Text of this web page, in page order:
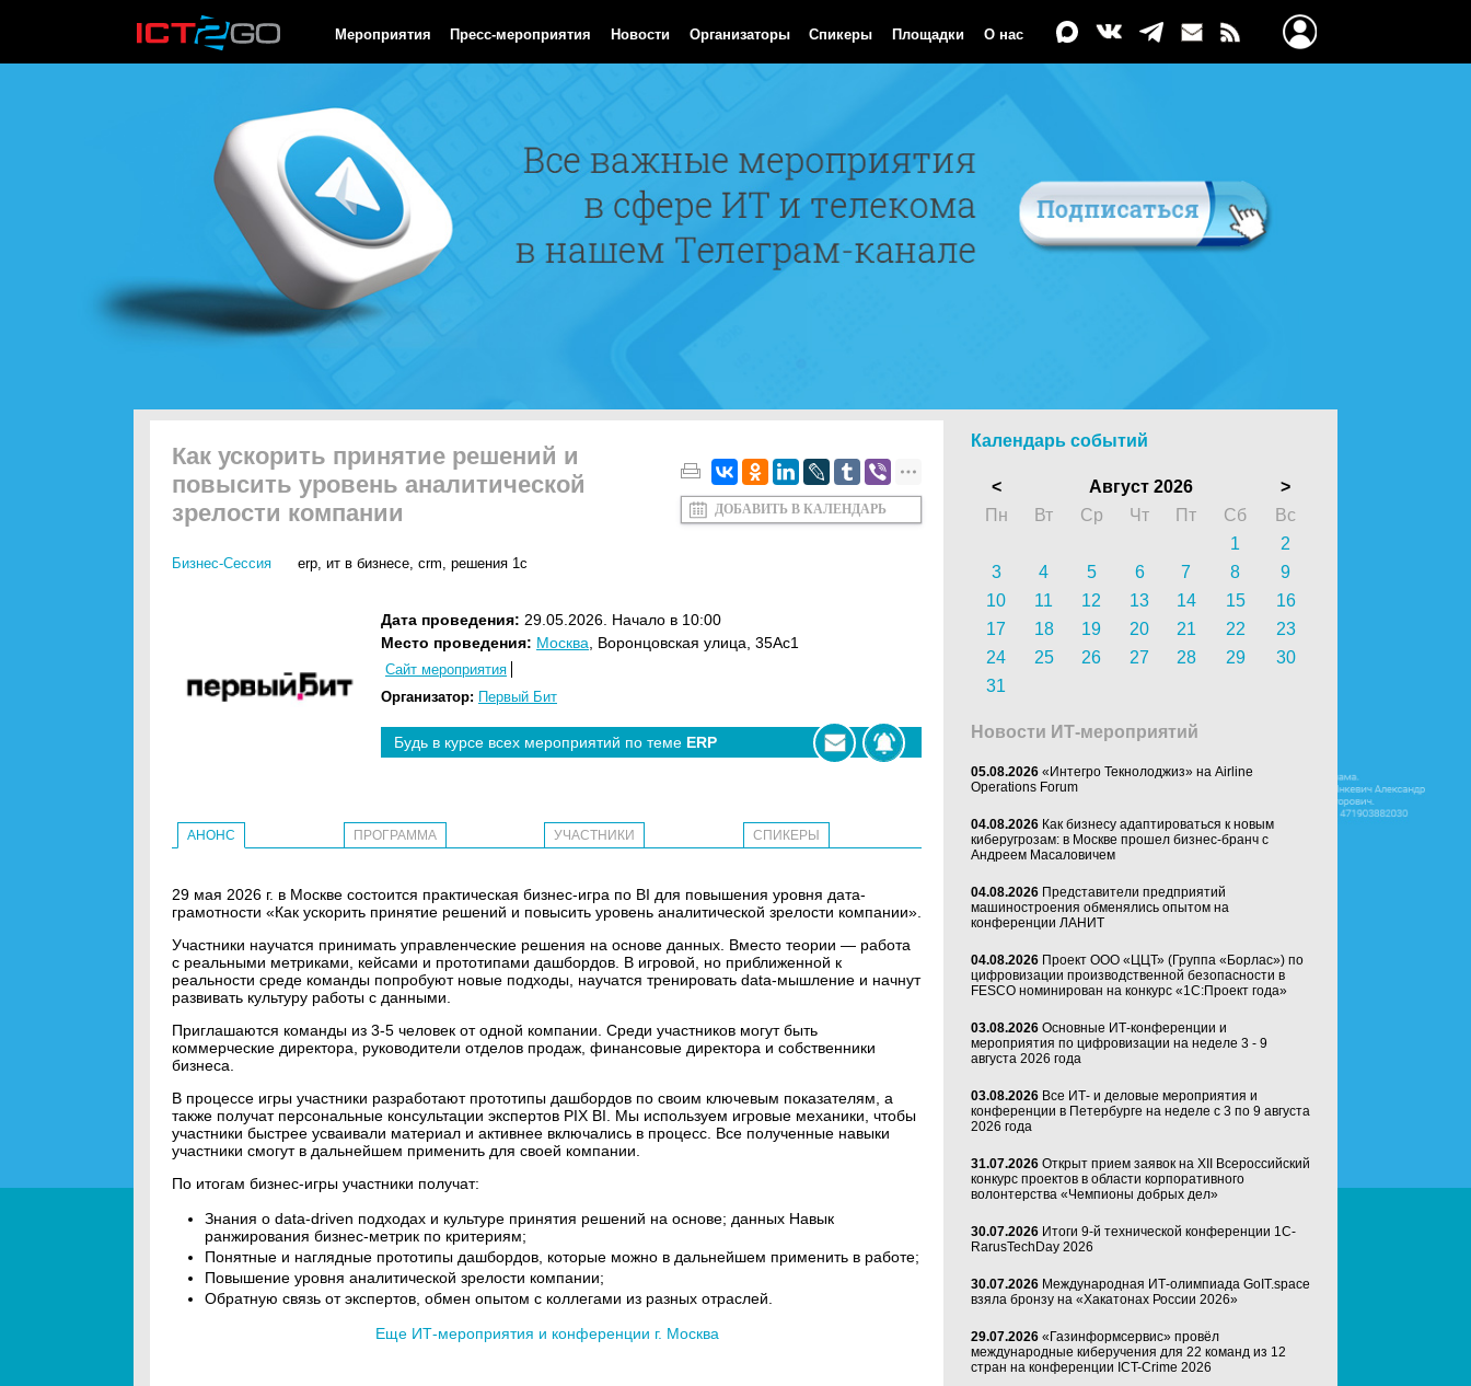
Мероприятия Пресс-мероприятия Новости Организаторы Спикеры Площадки О нас
Как ускорить принятие решений и
повысить уровень аналитической
зрелости компании
ДОБАВИТЬ В КАЛЕНДАРЬ
Бизнес-Сессия erp, ит в бизнесе, crm, решения 1с
Дата проведения: 29.05.2026. Начало в 10:00
Место проведения: Москва , Воронцовская улица, 35Ас1
Сайт мероприятия
Организатор: Первый Бит
Будь в курсе всех мероприятий по теме ERP
АНОНС ПРОГРАММА УЧАСТНИКИ СПИКЕРЫ
29 мая 2026 г. в Москве состоится практическая бизнес-игра по BI для повышения уровня дата-
грамотности «Как ускорить принятие решений и повысить уровень аналитической зрелости компании».
Участники научатся принимать управленческие решения на основе данных. Вместо теории — работа
с реальными метриками, кейсами и прототипами дашбордов. В игровой, но приближенной к
реальности среде команды попробуют новые подходы, научатся тренировать data‑мышление и начнут
развивать культуру работы с данными.
Приглашаются команды из 3-5 человек от одной компании. Среди участников могут быть
коммерческие директора, руководители отделов продаж, финансовые директора и собственники
бизнеса.
В процессе игры участники разработают прототипы дашбордов по своим ключевым показателям, а
также получат персональные консультации экспертов PIX BI. Мы используем игровые механики, чтобы
участники быстрее усваивали материал и активнее включались в процесс. Все полученные навыки
участники смогут в дальнейшем применить для своей компании.
По итогам бизнес-игры участники получат:
Знания о data-driven подходах и культуре принятия решений на основе; данных Навык
ранжирования бизнес-метрик по критериям;
Понятные и наглядные прототипы дашбордов, которые можно в дальнейшем применить в работе;
Повышение уровня аналитической зрелости компании;
Обратную связь от экспертов, обмен опытом с коллегами из разных отраслей.
Еще ИТ-мероприятия и конференции г. Москва
Календарь событий
< Август 2026
>
Пн
Вт Ср Чт Пт Сб
Вс
1
2
3
4 5 6 7 8
9
10
11 12 13 14 15
16
17
18 19 20 21 22
23
24
25 26 27 28 29
30
31
Новости ИТ-мероприятий
05.08.2026 «Интегро Текнолоджиз» на Airline
Operations Forum
04.08.2026 Как бизнесу адаптироваться к новым
киберугрозам: в Москве прошел бизнес-бранч с
Андреем Масаловичем
04.08.2026 Представители предприятий
машиностроения обменялись опытом на
конференции ЛАНИТ
04.08.2026 Проект ООО «ЦЦТ» (Группа «Борлас») по
цифровизации производственной безопасности в
FESCO номинирован на конкурс «1С:Проект года»
03.08.2026 Основные ИТ-конференции и
мероприятия по цифровизации на неделе 3 - 9
августа 2026 года
03.08.2026 Все ИТ- и деловые мероприятия и
конференции в Петербурге на неделе с 3 по 9 августа
2026 года
31.07.2026 Открыт прием заявок на XII Всероссийский
конкурс проектов в области корпоративного
волонтерства «Чемпионы добрых дел»
30.07.2026 Итоги 9-й технической конференции 1C-
RarusTechDay 2026
30.07.2026 Международная ИТ-олимпиада GoIT.space
взяла бронзу на «Хакатонах России 2026»
29.07.2026 «Газинформсервис» провёл
международные киберучения для 22 команд из 12
стран на конференции ICT-Crime 2026